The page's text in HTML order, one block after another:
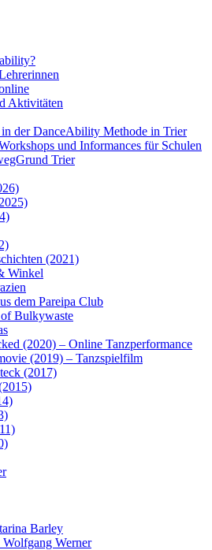
Deutschland
Aktivitäten
der DanceAbility Methode in Trier
und Informances für Schulen
Trier
(2021)
Winkel
dem Pareipa Club
Bulkywaste
(2020) – Online Tanzperformance
(2019) – Tanzspielfilm
(2017)
Barley
Wolfgang Werner